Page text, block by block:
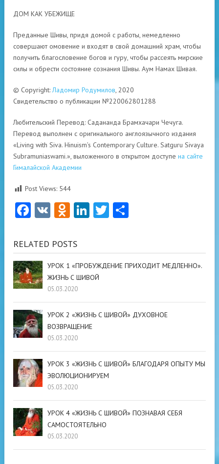
ДОМ КАК УБЕЖИЩЕ
Преданные Шивы, придя домой с работы, немедленно
совершают омовение и входят в свой домашний храм, чтобы
получить благословение богов и гуру, чтобы рассеять мирские
силы и обрести состояние сознания Шивы. Аум Намах Шивая.
© Copyright:Ладомир Родумилов, 2020
Свидетельство о публикации №220062801288
Любительский Перевод: Садананда Брамхачари Чечуга.
Перевод выполнен с оригинального англоязычного издания
«Living with Siva. Hinuism’s Contemporary Culture. Satguru Sivaya
Subramuniaswami.», выложенного в открытом доступе на сайте
Гималайской Академии
Post Views: 544
Facebook
VK Odnoklassniki
LinkedIn
Twitter
RELATED POSTS
УРОК 1 «ПРОБУЖДЕНИЕ ПРИХОДИТ МЕДЛЕННО».
ЖИЗНЬ С ШИВОЙ
05.03.2020
УРОК 2 «ЖИЗНЬ С ШИВОЙ» ДУХОВНОЕ
ВОЗВРАЩЕНИЕ
05.03.2020
УРОК 3 «ЖИЗНЬ С ШИВОЙ» БЛАГОДАРЯ ОПЫТУ МЫ
ЭВОЛЮЦИОНИРУЕМ
05.03.2020
УРОК 4 «ЖИЗНЬ С ШИВОЙ» ПОЗНАВАЯ СЕБЯ
САМОСТОЯТЕЛЬНО
05.03.2020